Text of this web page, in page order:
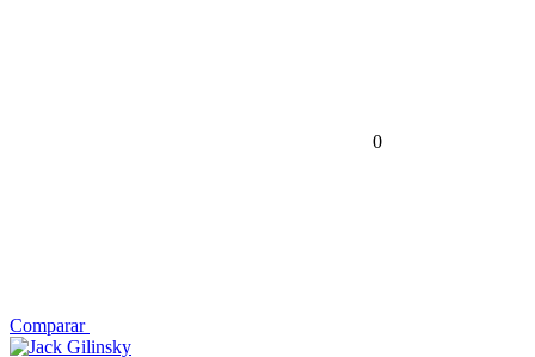
0
Comparar